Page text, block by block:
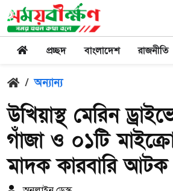
প্রচ্ছদ বাংলাদেশ রাজনীতি
/ অন্যান্য
উখিয়াস্থ মেরিন
গাঁজা ও ০১টি
মাদক কারবারি আটক